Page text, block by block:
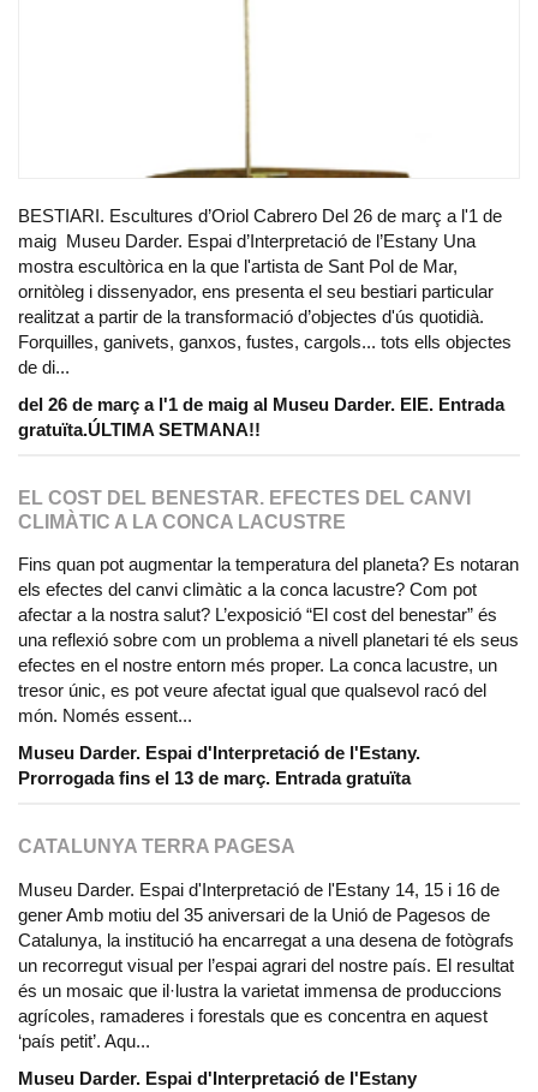
BESTIARI. Escultures d’Oriol Cabrero Del 26 de març a l'1 de
maig Museu Darder. Espai d’Interpretació de l’Estany Una
mostra escultòrica en la que l'artista de Sant Pol de Mar,
ornitòleg i dissenyador, ens presenta el seu bestiari particular
realitzat a partir de la transformació d’objectes d'ús quotidià.
Forquilles, ganivets, ganxos, fustes, cargols... tots ells objectes
de di...
del 26 de març a l'1 de maig al Museu Darder. EIE. Entrada
gratuïta.ÚLTIMA SETMANA!!
EL COST DEL BENESTAR. EFECTES DEL CANVI
CLIMÀTIC A LA CONCA LACUSTRE
Fins quan pot augmentar la temperatura del planeta? Es notaran
els efectes del canvi climàtic a la conca lacustre? Com pot
afectar a la nostra salut? L’exposició “El cost del benestar” és
una reflexió sobre com un problema a nivell planetari té els seus
efectes en el nostre entorn més proper. La conca lacustre, un
tresor únic, es pot veure afectat igual que qualsevol racó del
món. Només essent...
Museu Darder. Espai d'Interpretació de l'Estany.
Prorrogada fins el 13 de març. Entrada gratuïta
CATALUNYA TERRA PAGESA
Museu Darder. Espai d'Interpretació de l'Estany 14, 15 i 16 de
gener Amb motiu del 35 aniversari de la Unió de Pagesos de
Catalunya, la institució ha encarregat a una desena de fotògrafs
un recorregut visual per l’espai agrari del nostre país. El resultat
és un mosaic que il·lustra la varietat immensa de produccions
agrícoles, ramaderes i forestals que es concentra en aquest
‘país petit’. Aqu...
Museu Darder. Espai d'Interpretació de l'Estany